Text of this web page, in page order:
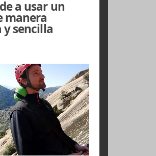
· Educacion · Entrenamiento
Aprende a usar un
GPS de manera
rápida y sencilla